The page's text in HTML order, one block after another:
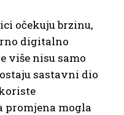
očekuju brzinu,
digitalno
više nisu samo
sastavni dio
promjena mogla